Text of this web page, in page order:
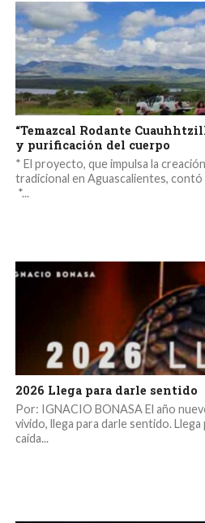
“Temazcal Rodante
y purificación del cuerpo
* El proyecto, que impulsa la
tradicional en Aguascalientes, contó
*...
2026 Llega para darle sentido
Por: IGNACIO BONASA El año
vivido, llega para darle sentido.
caída...